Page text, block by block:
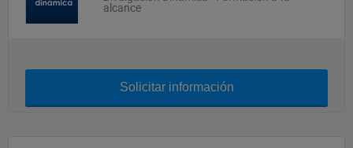
alcance
Solicitar información